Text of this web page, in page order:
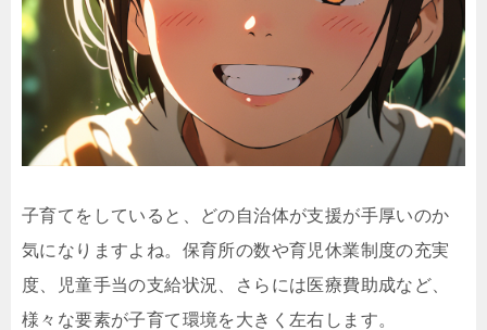
子育てをしていると、どの自治体が支援が手厚いのか
気になりますよね。保育所の数や育児休業制度の充実
度、児童手当の支給状況、さらには医療費助成など、
様々な要素が子育て環境を大きく左右します。